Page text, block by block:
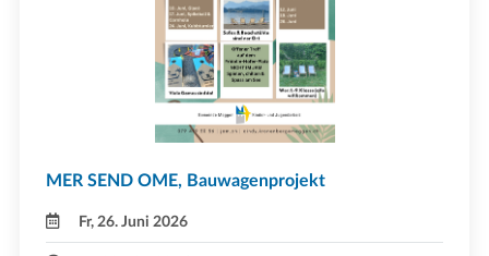
MER SEND OME, Bauwagenprojekt
Fr, 26. Juni 2026